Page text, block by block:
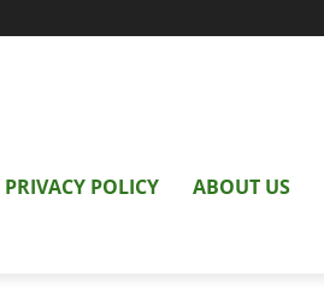
PRIVACY POLICY ABOUT US